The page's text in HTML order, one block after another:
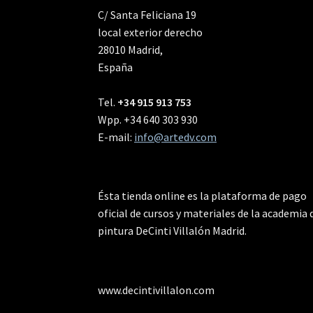
C/ Santa Feliciana 19
local exterior derecho
28010 Madrid,
España
Tel. +34 915 913 753
Wpp. +34 640 303 930
E-mail: info@artedv.com
Ésta tienda online es la plataforma de pago
oficial de cursos y materiales de la academia
pintura DeCinti Villalón Madrid.
www.decintivillalon.com